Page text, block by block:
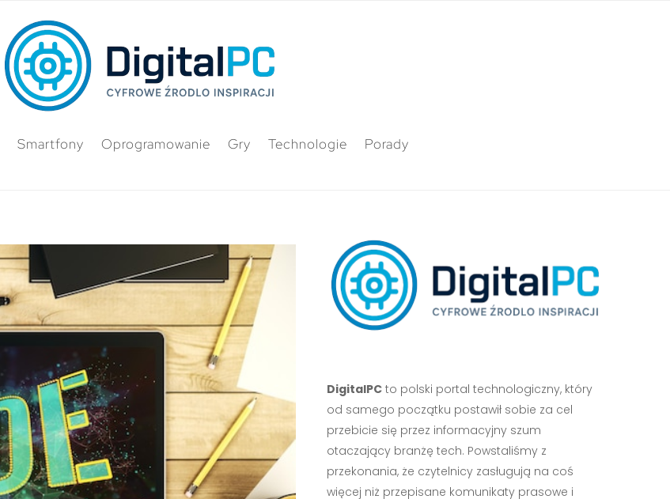
Smartfony Oprogramowanie Gry Technologie Porady
DigitalPCto polski portal technologiczny, który
od samego początku postawił sobie za cel
przebicie się przez informacyjny szum
otaczający branżę tech. Powstaliśmy z
przekonania, że czytelnicy zasługują na coś
więcej niż przepisane komunikaty prasowe i